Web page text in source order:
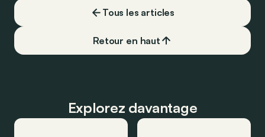
Tous les articles
Retour en haut
Explorez davantage